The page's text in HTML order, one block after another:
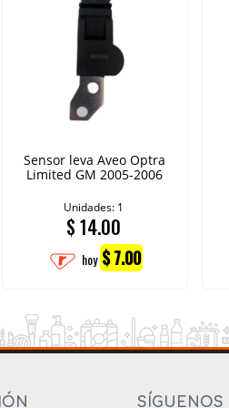
Sensor leva Aveo Optra
Limited GM 2005-2006
Unidades: 1
$14.00
hoy $ 7.00
SÍGUENOS